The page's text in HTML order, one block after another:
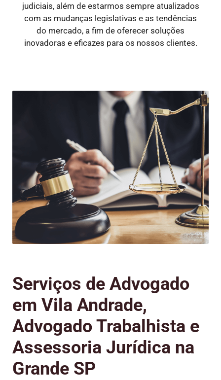
judiciais, além de estarmos sempre atualizados
com as mudanças legislativas e as tendências
do mercado, a fim de oferecer soluções
inovadoras e eficazes para os nossos clientes.
Serviços de Advogado
em Vila Andrade,
Advogado Trabalhista e
Assessoria Jurídica na
Grande SP